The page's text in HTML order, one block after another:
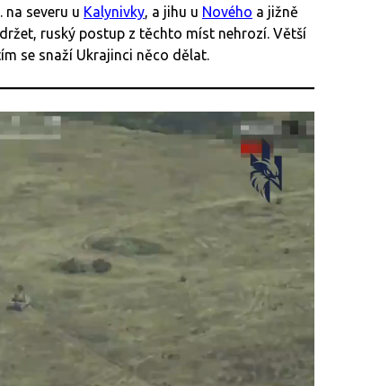
severu u Kalynivky, a jihu u Nového a jižně
ruský postup z těchto míst nehrozí. Větší
se snaží Ukrajinci něco dělat.